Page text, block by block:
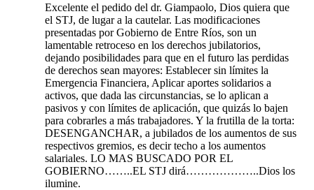
Excelente el pedido del dr. Giampaolo, Dios quiera que
el STJ, de lugar a la cautelar. Las modificaciones
presentadas por Gobierno de Entre Ríos, son un
lamentable retroceso en los derechos jubilatorios,
dejando posibilidades para que en el futuro las perdidas
de derechos sean mayores: Establecer sin límites la
Emergencia Financiera, Aplicar aportes solidarios a
activos, que dada las circunstancias, se lo aplican a
pasivos y con límites de aplicación, que quizás lo bajen
para cobrarles a más trabajadores. Y la frutilla de la torta:
DESENGANCHAR, a jubilados de los aumentos de sus
respectivos gremios, es decir techo a los aumentos
salariales. LO MAS BUSCADO POR EL
GOBIERNO……..EL STJ dirá………………..Dios los
ilumine.